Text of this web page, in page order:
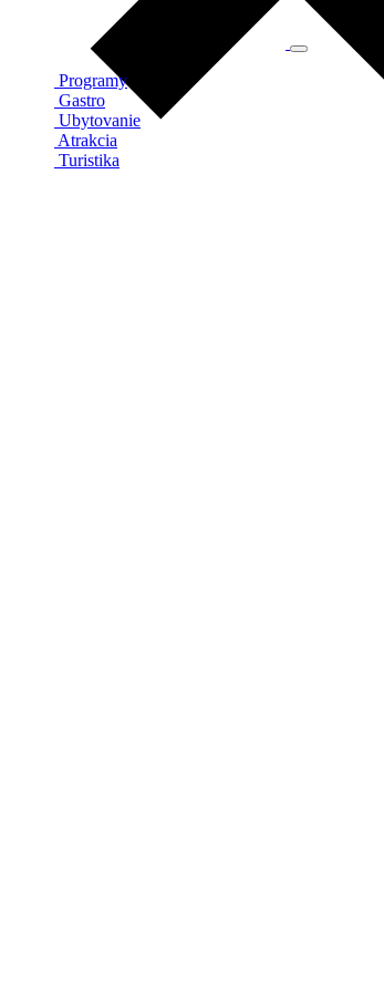
Programy
Gastro
Ubytovanie
Atrakcia
Turistika